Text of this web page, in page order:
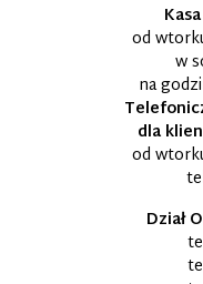
od
w
na
dla
od
Dział